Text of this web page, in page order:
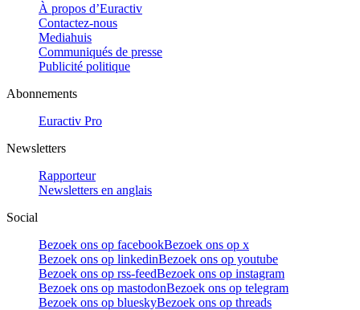
À propos d’Euractiv
Contactez-nous
Mediahuis
Communiqués de presse
Publicité politique
Abonnements
Euractiv Pro
Newsletters
Rapporteur
Newsletters en anglais
Social
Bezoek ons op facebookBezoek ons op x
Bezoek ons op linkedinBezoek ons op youtube
Bezoek ons op rss-feedBezoek ons op instagram
Bezoek ons op mastodonBezoek ons op telegram
Bezoek ons op blueskyBezoek ons op threads